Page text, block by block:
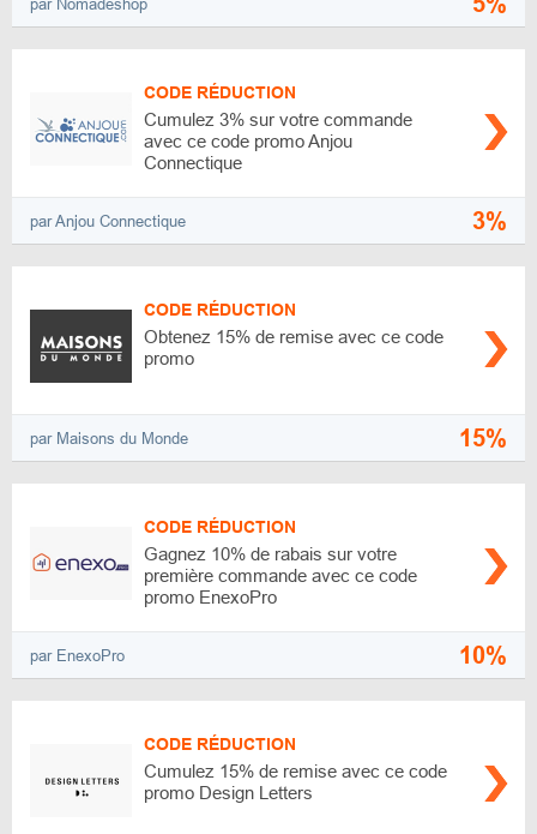
par Nomadeshop
CODE RÉDUCTION
Cumulez 3% sur votre commande
avec ce code promo Anjou
Connectique
par Anjou Connectique 3%
CODE RÉDUCTION
Obtenez 15% de remise avec ce code
promo
par Maisons du Monde 15%
CODE RÉDUCTION
Gagnez 10% de rabais sur votre
première commande avec ce code
promo EnexoPro
par EnexoPro 10%
CODE RÉDUCTION
Cumulez 15% de remise avec ce code
promo Design Letters